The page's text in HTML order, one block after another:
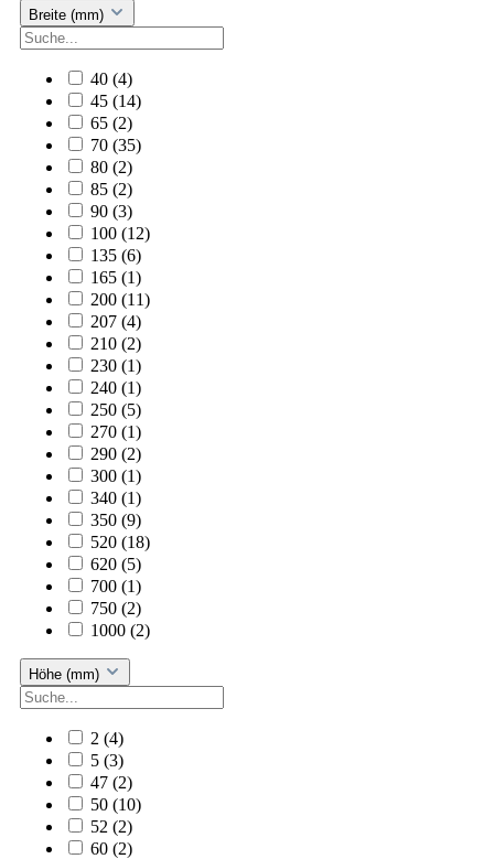
Breite (mm)
40 (4)
45 (14)
65 (2)
70 (35)
80 (2)
85 (2)
90 (3)
100 (12)
135 (6)
165 (1)
200 (11)
207 (4)
210 (2)
230 (1)
240 (1)
250 (5)
270 (1)
290 (2)
300 (1)
340 (1)
350 (9)
520 (18)
620 (5)
700 (1)
750 (2)
1000 (2)
Höhe (mm)
2 (4)
5 (3)
47 (2)
50 (10)
52 (2)
60 (2)